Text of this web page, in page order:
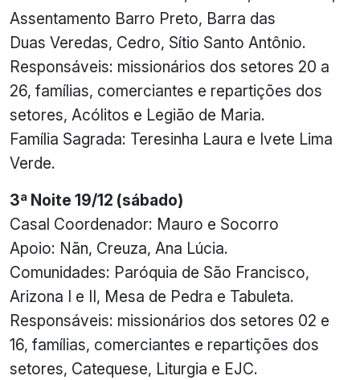
Assentamento Barro Preto, Barra das
Duas Veredas, Cedro, Sítio Santo Antônio.
Responsáveis: missionários dos setores 20 a
26, famílias, comerciantes e repartições dos
setores, Acólitos e Legião de Maria.
Família Sagrada: Teresinha Laura e Ivete Lima
Verde.
3ª Noite 19/12 (sábado)
Casal Coordenador: Mauro e Socorro
Apoio: Nãn, Creuza, Ana Lúcia.
Comunidades: Paróquia de São Francisco,
Arizona I e II, Mesa de Pedra e Tabuleta.
Responsáveis: missionários dos setores 02 e
16, famílias, comerciantes e repartições dos
setores, Catequese, Liturgia e EJC.